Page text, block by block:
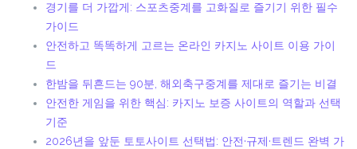
경기를 더 가깝게: 스포츠중계를 고화질로 즐기기 위한 필수
가이드
안전하고 똑똑하게 고르는 온라인 카지노 사이트 이용 가이
드
한밤을 뒤흔드는 90분, 해외축구중계를 제대로 즐기는 비결
안전한 게임을 위한 핵심: 카지노 보증 사이트의 역할과 선택
기준
2026년을 앞둔 토토사이트 선택법: 안전·규제·트렌드 완벽 가